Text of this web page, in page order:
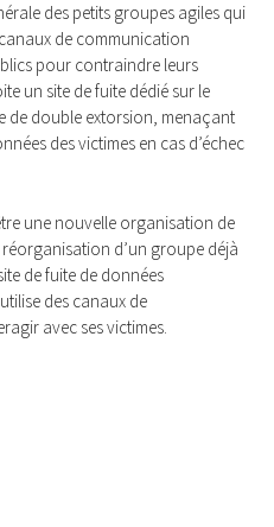
des petits groupes agiles qui
de communication
pour contraindre leurs
un site de fuite dédié sur le
de double extorsion, menaçant
des victimes en cas d’échec
une nouvelle organisation de
d’un groupe déjà
de fuite de données
des canaux de
avec ses victimes.